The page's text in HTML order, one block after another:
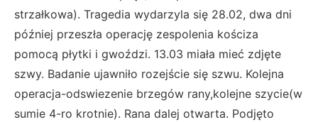
strzałkowa). Tragedia wydarzyla się 28.02, dwa dni
później przeszła operację zespolenia kościza
pomocą płytki i gwoździ. 13.03 miała mieć zdjęte
szwy. Badanie ujawniło rozejście się szwu. Kolejna
operacja-odswiezenie brzegów rany,kolejne szycie(w
sumie 4-ro krotnie). Rana dalej otwarta. Podjęto